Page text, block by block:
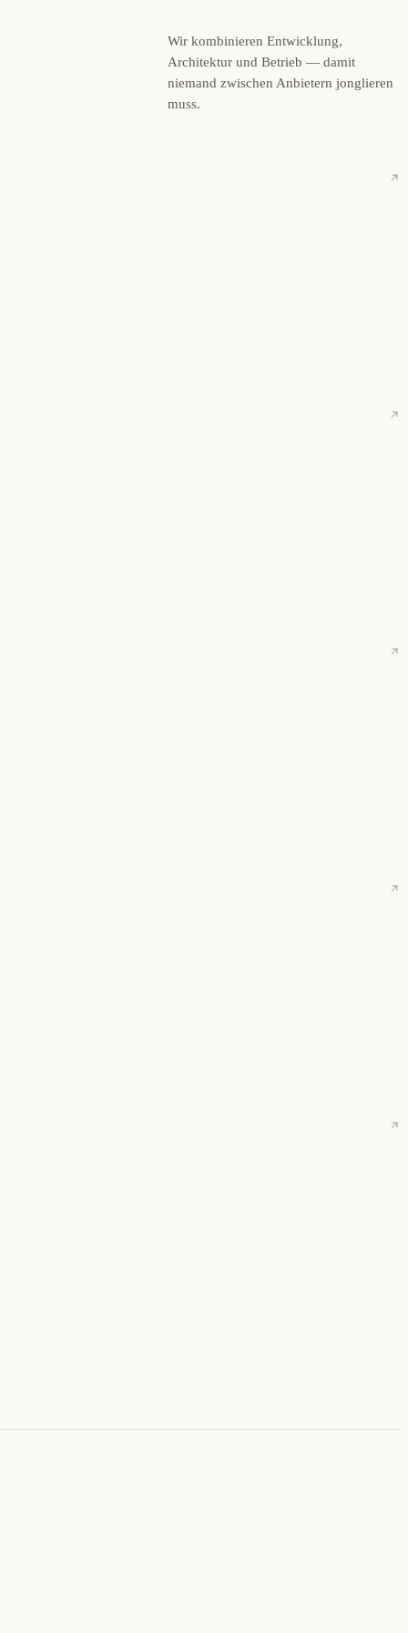
Wir kombinieren Entwicklung,
Architektur und Betrieb — damit
niemand zwischen Anbietern jonglieren
muss.